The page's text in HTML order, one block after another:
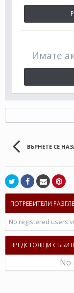
Имате
ВЪРНЕТЕ СЕ
ПОТРЕБИТЕЛИ
No registered users
ПРЕДСТОЯЩИ
No